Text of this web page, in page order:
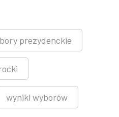
prezydenckie
wyniki wyborów